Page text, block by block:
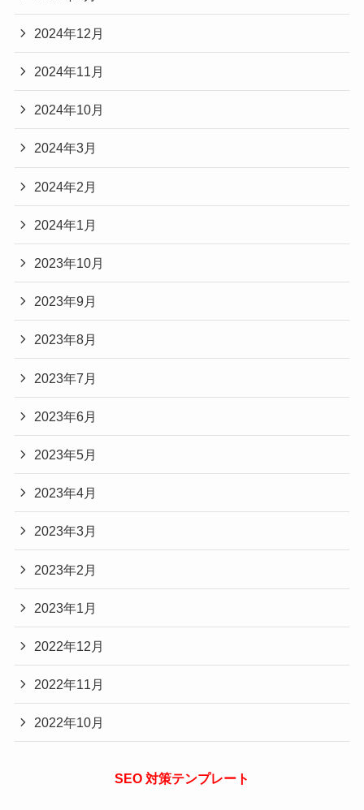
2024年12月
2024年11月
2024年10月
2024年3月
2024年2月
2024年1月
2023年10月
2023年9月
2023年8月
2023年7月
2023年6月
2023年5月
2023年4月
2023年3月
2023年2月
2023年1月
2022年12月
2022年11月
2022年10月
SEO 対策テンプレート